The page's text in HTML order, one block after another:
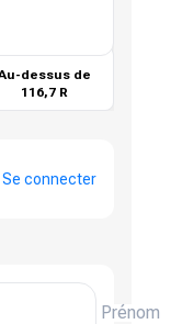
dessus de
116,7 R
Se connecter
Prénom